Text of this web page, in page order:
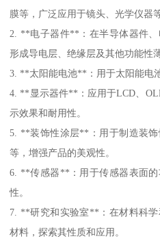
膜等，广泛应用于镜头、光学仪器等
2. **电子器件**：在半导体器件
形成导电层、绝缘层及其他功能性
3. **太阳能电池**：用于太阳能电
4. **显示器件**：应用于LCD、
示效果和耐用性。
5. **装饰性涂层**：用于制造装
等，增强产品的美观性。
6. **传感器**：用于传感器表面
性。
7. **研究和实验室**：在材料科
材料，探索其性质和应用。